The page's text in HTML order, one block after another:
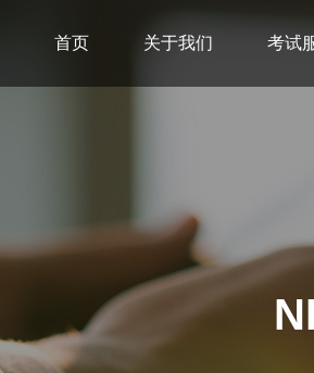
首页 关于我们 考试